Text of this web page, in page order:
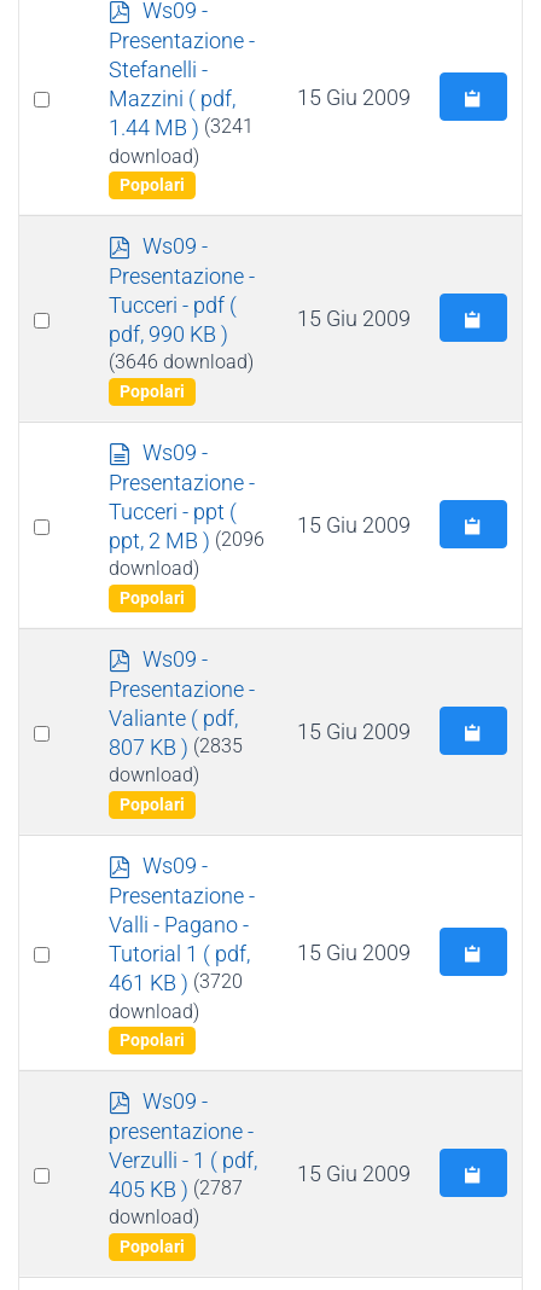
Select
p
d
f
Ws09 -
Presentazione -
Stefanelli -
Mazzini ( pdf,
1.44 MB ) (3241
download)
Popolari
15 Giu 2009
Select
p
d
f
Ws09 -
Presentazione -
Tucceri - pdf (
pdf, 990 KB )
(3646 download)
Popolari
15 Giu 2009
Select
d
o
c
u
m
e
n
t
o
Ws09 -
Presentazione -
Tucceri - ppt (
ppt, 2 MB ) (2096
download)
Popolari
15 Giu 2009
Select
p
d
f
Ws09 -
Presentazione -
Valiante ( pdf,
807 KB ) (2835
download)
Popolari
15 Giu 2009
Select
p
d
f
Ws09 -
Presentazione -
Valli - Pagano -
Tutorial 1 ( pdf,
461 KB ) (3720
download)
Popolari
15 Giu 2009
Select
p
d
f
Ws09 -
presentazione -
Verzulli - 1 ( pdf,
405 KB ) (2787
download)
Popolari
15 Giu 2009